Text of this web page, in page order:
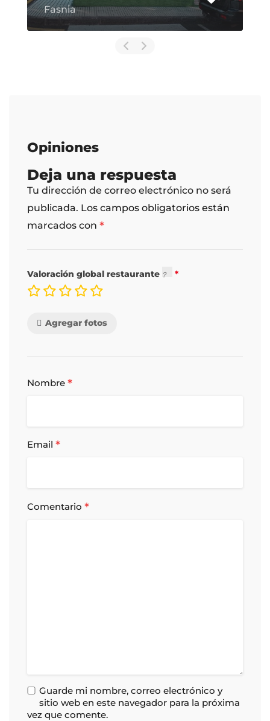
Chayofa
Opiniones
Deja una respuesta
Tu dirección de correo electrónico no será
publicada. Los campos obligatorios están
marcados con *
Valoración global restaurante
Agregar fotos
Nombre *
Email *
Comentario *
Guarde mi nombre, correo electrónico y
sitio web en este navegador para la próxima
vez que comente.